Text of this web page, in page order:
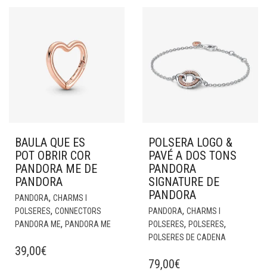
BAULA QUE ES
POT OBRIR COR
PANDORA ME DE
PANDORA
PANDORA, CHARMS I
POLSERES, CONNECTORS
PANDORA ME, PANDORA ME
39,00€
POLSERA LOGO &
PAVÉ A DOS TONS
PANDORA
SIGNATURE DE
PANDORA
PANDORA, CHARMS I
POLSERES, POLSERES,
POLSERES DE CADENA
79,00€